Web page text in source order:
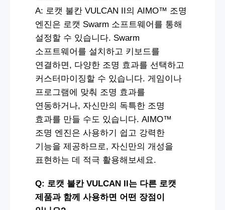
A: 로캣 불칸 VULCAN II의 AIMO™ 조명
엔진은 로캣 Swarm 소프트웨어를 통해
설정할 수 있습니다. Swarm
소프트웨어를 설치하고 키보드를
연결하면, 다양한 조명 효과를 선택하고
커스터마이징할 수 있습니다. 게임이나
프로그램에 맞춰 조명 효과를
연동하거나, 자신만의 독특한 조명
효과를 만들 수도 있습니다. AIMO™
조명 엔진은 사용하기 쉽고 강력한
기능을 제공하므로, 자신만의 개성을
표현하는 데 적극 활용해보세요.
Q: 로캣 불칸 VULCAN II는 다른 로캣
제품과 함께 사용하면 어떤 장점이